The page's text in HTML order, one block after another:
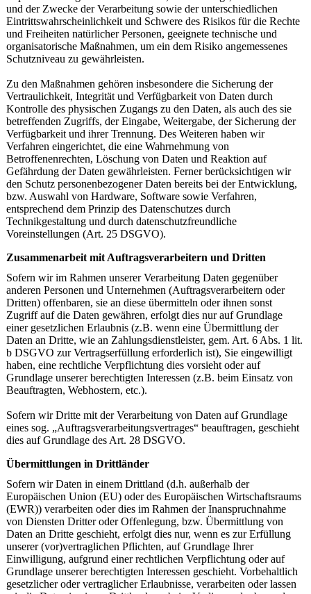
und der Zwecke der Verarbeitung sowie der unterschiedlichen
Eintrittswahrscheinlichkeit und Schwere des Risikos für die Rechte
und Freiheiten natürlicher Personen, geeignete technische und
organisatorische Maßnahmen, um ein dem Risiko angemessenes
Schutzniveau zu gewährleisten.
Zu den Maßnahmen gehören insbesondere die Sicherung der
Vertraulichkeit, Integrität und Verfügbarkeit von Daten durch
Kontrolle des physischen Zugangs zu den Daten, als auch des sie
betreffenden Zugriffs, der Eingabe, Weitergabe, der Sicherung der
Verfügbarkeit und ihrer Trennung. Des Weiteren haben wir
Verfahren eingerichtet, die eine Wahrnehmung von
Betroffenenrechten, Löschung von Daten und Reaktion auf
Gefährdung der Daten gewährleisten. Ferner berücksichtigen wir
den Schutz personenbezogener Daten bereits bei der Entwicklung,
bzw. Auswahl von Hardware, Software sowie Verfahren,
entsprechend dem Prinzip des Datenschutzes durch
Technikgestaltung und durch datenschutzfreundliche
Voreinstellungen (Art. 25 DSGVO).
Zusammenarbeit mit Auftragsverarbeitern und Dritten
Sofern wir im Rahmen unserer Verarbeitung Daten gegenüber
anderen Personen und Unternehmen (Auftragsverarbeitern oder
Dritten) offenbaren, sie an diese übermitteln oder ihnen sonst
Zugriff auf die Daten gewähren, erfolgt dies nur auf Grundlage
einer gesetzlichen Erlaubnis (z.B. wenn eine Übermittlung der
Daten an Dritte, wie an Zahlungsdienstleister, gem. Art. 6 Abs. 1 lit.
b DSGVO zur Vertragserfüllung erforderlich ist), Sie eingewilligt
haben, eine rechtliche Verpflichtung dies vorsieht oder auf
Grundlage unserer berechtigten Interessen (z.B. beim Einsatz von
Beauftragten, Webhostern, etc.).
Sofern wir Dritte mit der Verarbeitung von Daten auf Grundlage
eines sog. „Auftragsverarbeitungsvertrages“ beauftragen, geschieht
dies auf Grundlage des Art. 28 DSGVO.
Übermittlungen in Drittländer
Sofern wir Daten in einem Drittland (d.h. außerhalb der
Europäischen Union (EU) oder des Europäischen Wirtschaftsraums
(EWR)) verarbeiten oder dies im Rahmen der Inanspruchnahme
von Diensten Dritter oder Offenlegung, bzw. Übermittlung von
Daten an Dritte geschieht, erfolgt dies nur, wenn es zur Erfüllung
unserer (vor)vertraglichen Pflichten, auf Grundlage Ihrer
Einwilligung, aufgrund einer rechtlichen Verpflichtung oder auf
Grundlage unserer berechtigten Interessen geschieht. Vorbehaltlich
gesetzlicher oder vertraglicher Erlaubnisse, verarbeiten oder lassen